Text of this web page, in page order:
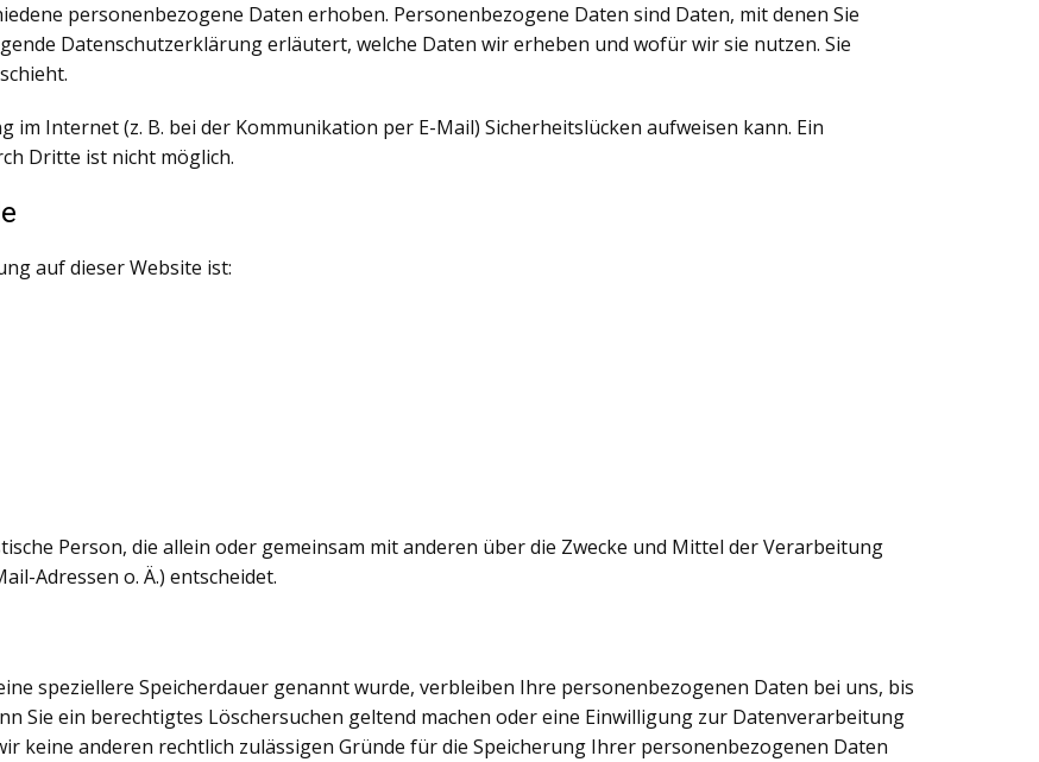
personenbezogene Daten erhoben. Personenbezogene Daten sind Daten, mit denen Sie
Datenschutzerklärung erläutert, welche Daten wir erheben und wofür wir sie nutzen. Sie
Internet (z. B. bei der Kommunikation per E-Mail) Sicherheitslücken aufweisen kann. Ein
Dritte ist nicht möglich.
auf dieser Website ist:
Person, die allein oder gemeinsam mit anderen über die Zwecke und Mittel der Verarbeitung
Adressen o. Ä.) entscheidet.
speziellere Speicherdauer genannt wurde, verbleiben Ihre personenbezogenen Daten bei uns, bis
Sie ein berechtigtes Löschersuchen geltend machen oder eine Einwilligung zur Datenverarbeitung
keine anderen rechtlich zulässigen Gründe für die Speicherung Ihrer personenbezogenen Daten